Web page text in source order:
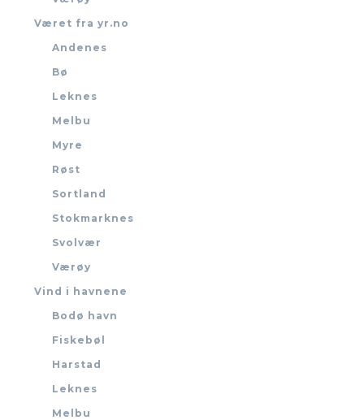
Været fra yr.no
Andenes
Bø
Leknes
Melbu
Myre
Røst
Sortland
Stokmarknes
Svolvær
Værøy
Vind i havnene
Bodø havn
Fiskebøl
Harstad
Leknes
Melbu